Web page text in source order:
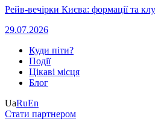
Рейв-вечірки Києва: формації та
29.07.2026
Куди піти?
Події
Цікаві місця
Блог
UaRuEn
Стати партнером